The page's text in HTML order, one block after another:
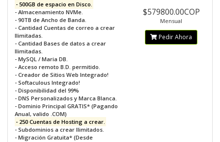
- 500GB de espacio en Disco.
- Almacenamiento NVMe.
- 90TB de Ancho de Banda.
- Cantidad Cuentas de correo a crear
Ilimitadas.
- Cantidad Bases de datos a crear
Ilimitadas.
- MySQL / Maria DB.
- Acceso remoto B.D. permitido.
- Creador de Sitios Web Integrado!
- Softaculous Integrado!
- Disponibilidad del 99%
- DNS Personalizados y Marca Blanca.
- Dominio Principal GRATIS* (Pagando
Anual, valido .COM)
- 250 Cuentas de Hosting a crear.
- Subdominios a crear Ilimitados.
- Migración Gratuita* (Desde
$579800.00COP
Mensual
Pedir Ahora